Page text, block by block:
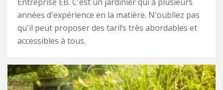
années d'expérience en la matière. N'oubliez pas
qu'il peut proposer des tarifs très abordables et
accessibles à tous.